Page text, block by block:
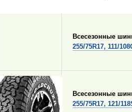
Всесезонные
255/75R17, 111/
Всесезонные
255/75R17, 121/